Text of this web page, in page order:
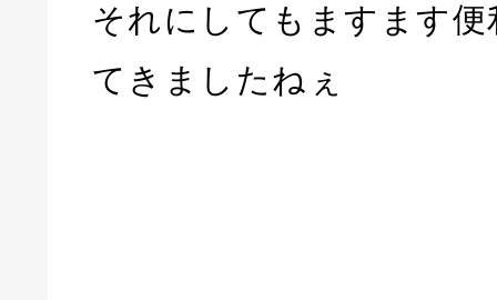
それにしてもますます
てきましたねぇ